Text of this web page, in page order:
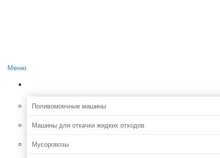
Меню
Поливомоечные машины
Машины для откачки жидких отходов
Мусоровозы